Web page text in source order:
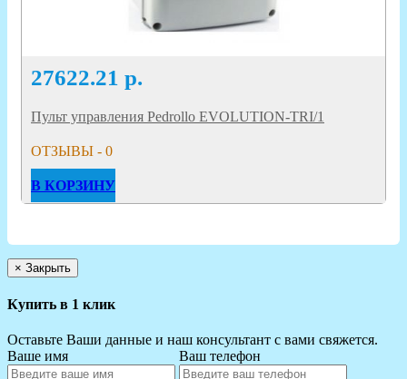
27622.21 р.
Пульт управления Pedrollo EVOLUTION-TRI/1
ОТЗЫВЫ - 0
В КОРЗИНУ
× Закрыть
Купить в 1 клик
Оставьте Ваши данные и наш консультант с вами свяжется.
Ваше имя
Ваш телефон